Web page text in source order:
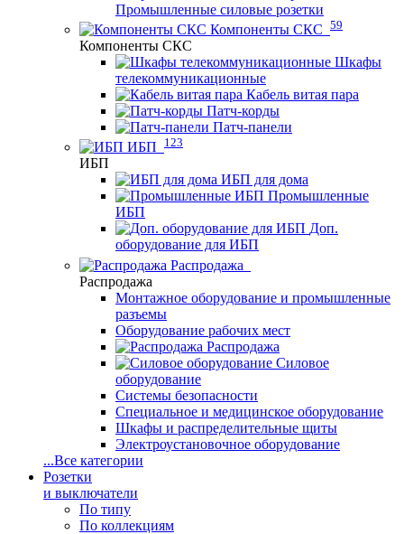
Промышленные силовые розетки
Компоненты СКС 59
Компоненты СКС
Шкафы
телекоммуникационные
Кабель витая пара
Патч-корды
Патч-панели
ИБП
123
ИБП
ИБП для дома
Промышленные
ИБП
Доп.
оборудование для ИБП
Распродажа
Распродажа
Монтажное оборудование и промышленные
разъемы
Оборудование рабочих мест
Распродажа
Силовое
оборудование
Системы безопасности
Специальное и медицинское оборудование
Шкафы и распределительные щиты
Электроустановочное оборудование
...Все категории
Розетки
и выключатели
По типу
По коллекциям